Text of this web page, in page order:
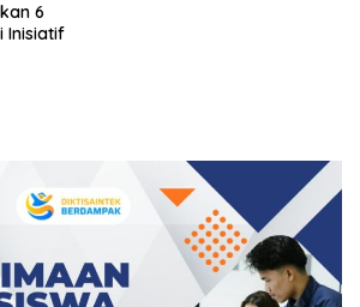
6
Inisiatif